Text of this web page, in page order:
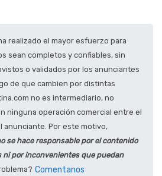
realizado el mayor esfuerzo para
sean completos y confiables, sin
o validados por los anunciantes
de que cambien por distintas
no es intermediario, no
ninguna operación comercial entre el
anunciante. Por este motivo,
se hace responsable por el contenido
ni por inconvenientes que puedan
Comentanos